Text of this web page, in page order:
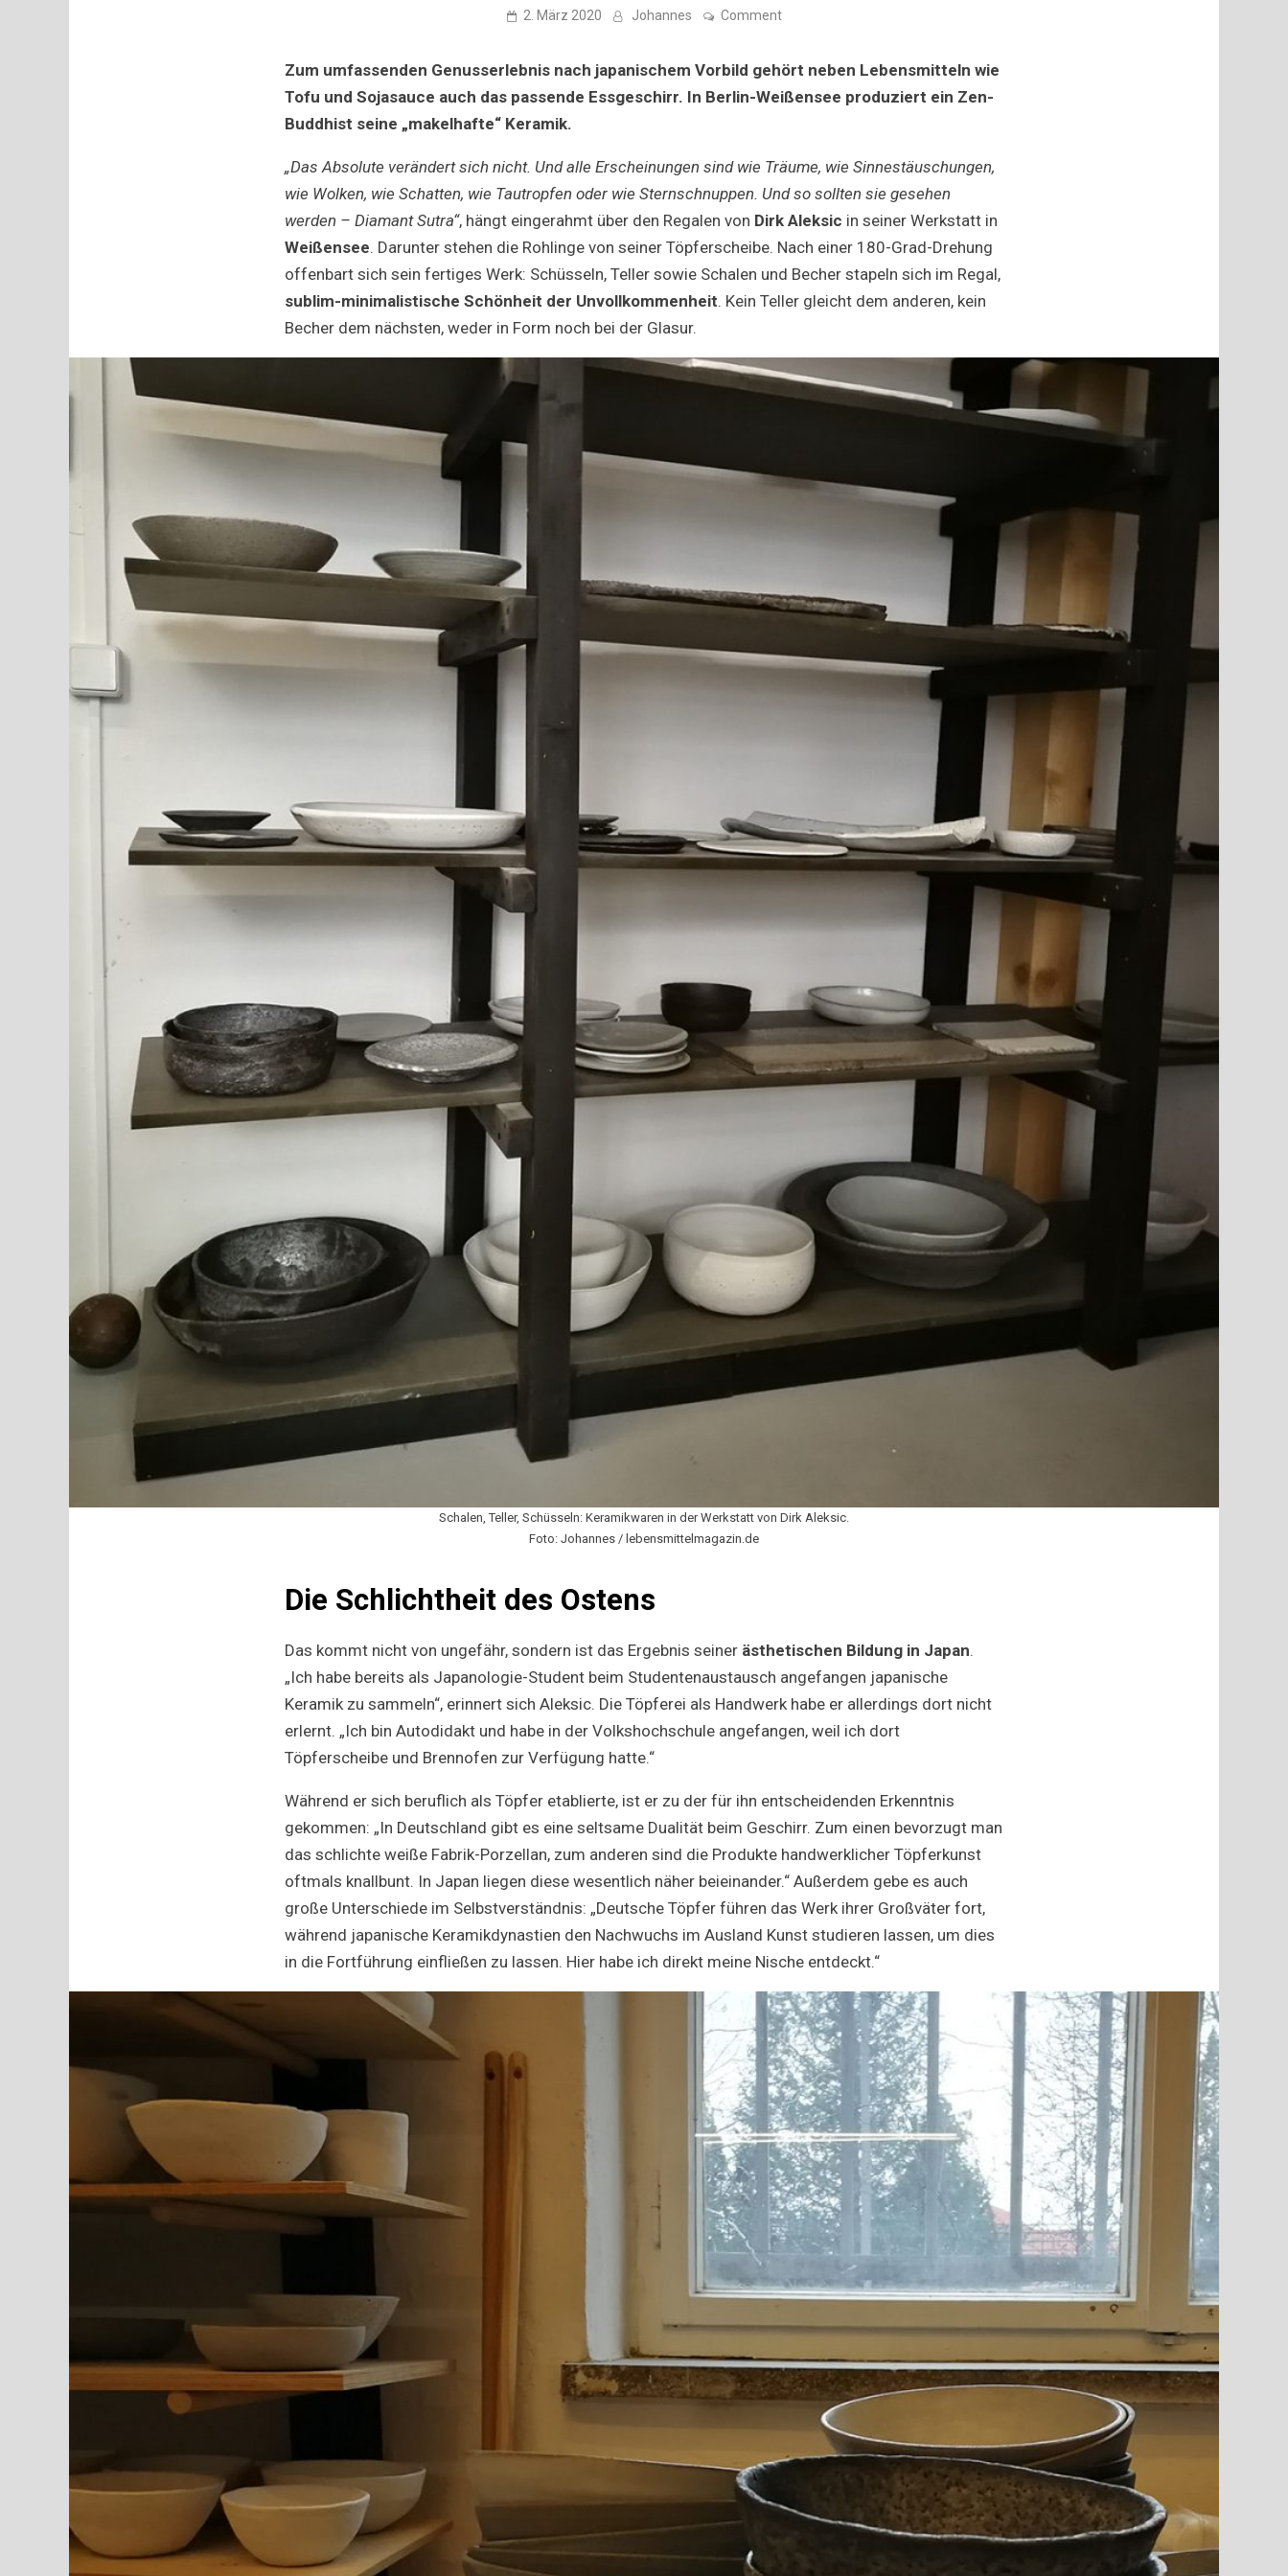
2. März 2020 Johannes Commenton
Ein
Besuch
beim
Zum umfassenden Genusserlebnis nach japanischem Vorbild gehört neben Lebensmitteln wie
Tofu und Sojasauce auch das passende Essgeschirr. In Berlin-Weißensee produziert ein Zen-
Buddhist seine „makelhafte“ Keramik.
„Das Absolute verändert sich nicht. Und alle Erscheinungen sind wie Träume, wie Sinnestäuschungen,
wie Wolken, wie Schatten, wie Tautropfen oder wie Sternschnuppen. Und so sollten sie gesehen
werden – Diamant Sutra“, hängt eingerahmt über den Regalen von Dirk Aleksic in seiner Werkstatt in
Weißensee. Darunter stehen die Rohlinge von seiner Töpferscheibe. Nach einer 180-Grad-Drehung
offenbart sich sein fertiges Werk: Schüsseln, Teller sowie Schalen und Becher stapeln sich im Regal,
sublim-minimalistische Schönheit der Unvollkommenheit. Kein Teller gleicht dem anderen, kein
Becher dem nächsten, weder in Form noch bei der Glasur.
Schalen, Teller, Schüsseln: Keramikwaren in der Werkstatt von Dirk Aleksic.
Foto: Johannes / lebensmittelmagazin.de
Die Schlichtheit des Ostens
Das kommt nicht von ungefähr, sondern ist das Ergebnis seiner ästhetischen Bildung in Japan.
„Ich habe bereits als Japanologie-Student beim Studentenaustausch angefangen japanische
Keramik zu sammeln“, erinnert sich Aleksic. Die Töpferei als Handwerk habe er allerdings dort nicht
erlernt. „Ich bin Autodidakt und habe in der Volkshochschule angefangen, weil ich dort
Töpferscheibe und Brennofen zur Verfügung hatte.“
Während er sich beruflich als Töpfer etablierte, ist er zu der für ihn entscheidenden Erkenntnis
gekommen: „In Deutschland gibt es eine seltsame Dualität beim Geschirr. Zum einen bevorzugt man
das schlichte weiße Fabrik-Porzellan, zum anderen sind die Produkte handwerklicher Töpferkunst
oftmals knallbunt. In Japan liegen diese wesentlich näher beieinander.“ Außerdem gebe es auch
große Unterschiede im Selbstverständnis: „Deutsche Töpfer führen das Werk ihrer Großväter fort,
während japanische Keramikdynastien den Nachwuchs im Ausland Kunst studieren lassen, um dies
in die Fortführung einfließen zu lassen. Hier habe ich direkt meine Nische entdeckt.“